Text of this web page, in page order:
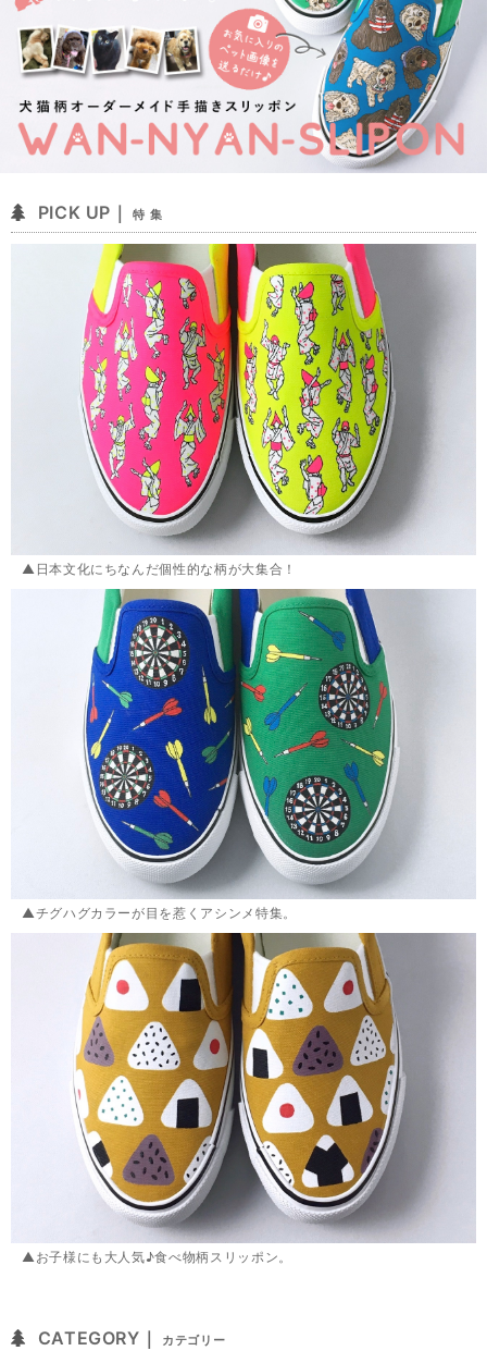
PICK UP｜ 特 集
▲日本文化にちなんだ個性的な柄が大集合！
▲チグハグカラーが目を惹くアシンメ特集。
▲お子様にも大人気♪食べ物柄スリッポン。
CATEGORY｜ カテゴリー